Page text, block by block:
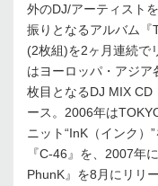
外のDJ/アーティスト
振りとなるアルバム『
(2枚組)を2ヶ月連続で
はヨーロッパ・アジ
枚目となるDJ MIX CD
ース。2006年は
ニット“InK（インク）
『C-46』を、2007年
PhunK』を8月にリリ